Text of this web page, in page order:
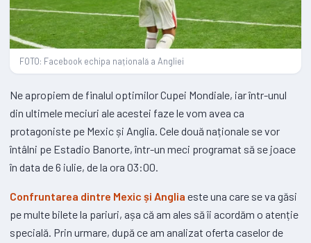
FOTO: Facebook echipa națională a Angliei
Ne apropiem de finalul optimilor Cupei Mondiale, iar într-unul
din ultimele meciuri ale acestei faze le vom avea ca
protagoniste pe Mexic și Anglia. Cele două naționale se vor
întâlni pe Estadio Banorte, într-un meci programat să se joace
în data de 6 iulie, de la ora 03:00.
Confruntarea dintre Mexic și Anglia este una care se va găsi
pe multe bilete la pariuri, așa că am ales să îi acordăm o atenție
specială. Prin urmare, după ce am analizat oferta caselor de